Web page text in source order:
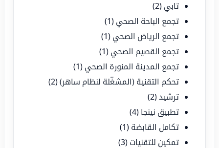
تابي (2)
تجمع الباحة الصحي (1)
تجمع الرياض الصحي (1)
تجمع القصيم الصحي (1)
تجمع المدينة المنورة الصحي (1)
تحكم التقنية (المشغّلة لنظام ساهر)(2)
ترشيد(2)
تطبيق نينجا (4)
تكامل القابضة (1)
تمكين للتقنيات (3)